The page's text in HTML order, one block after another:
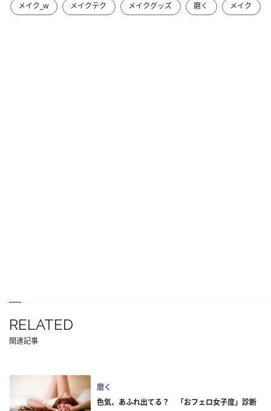
メイク_w
メイクテク メイクグッズ 磨く メイク
RELATED
関連記事
磨く
色気、あふれ出てる？ 「おフェロ女子度」診断